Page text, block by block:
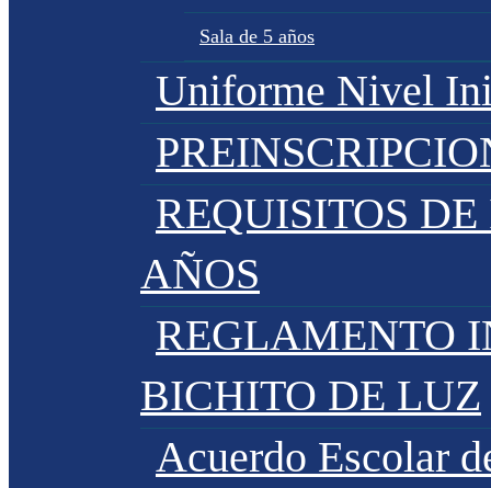
Sala de 5 años
Uniforme Nivel
REQUISITOS
AÑOS
REGLAMENTO
BICHITO DE LUZ
Acuerdo Escolar